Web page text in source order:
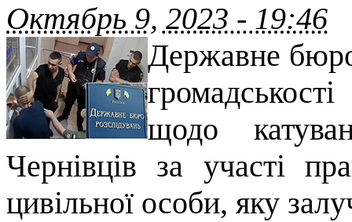
Октябрь 9, 2023 - 19:46
Державне
щодо
Чернівців за участі
цивільної особи, яку